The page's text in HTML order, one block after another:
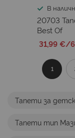
В
20703
Best Of
31,99 €/
В
страница
1
Тапети за
Тапети тип